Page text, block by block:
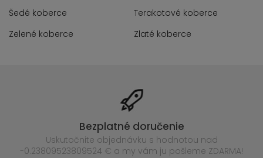
Šedé koberce
Terakotové koberce
Zelené koberce
Zlaté koberce
Bezplatné doručenie
Uskutočnite objednávku s hodnotou nad
-0.23809523809524 € a my vám ju pošleme ZDARMA!